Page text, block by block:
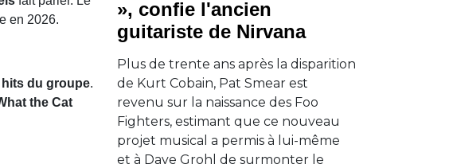
en 2026.
du groupe.
the Cat
», confie l'ancien
guitariste de Nirvana
Plus de trente ans après la disparition
de Kurt Cobain, Pat Smear est
revenu sur la naissance des Foo
Fighters, estimant que ce nouveau
projet musical a permis à lui-même
et à Dave Grohl de surmonter le